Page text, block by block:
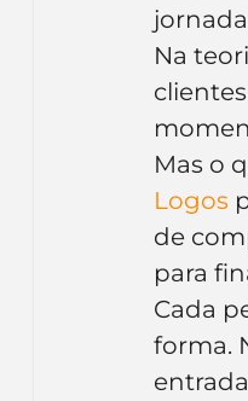
Inteligência
Na
Mas o
Logos
de
para
Cada
forma.